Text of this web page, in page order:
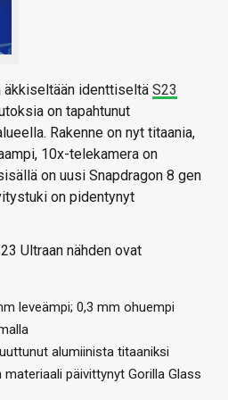
äkkiseltään identtiseltä S23
on tapahtunut
Rakenne on nyt titaania,
10x-telekamera on
on uusi Snapdragon 8 gen
on pidentynyt
Ultraan nähden ovat
leveämpi; 0,3 mm ohuempi
alumiinista titaaniksi
päivittynyt Gorilla Glass